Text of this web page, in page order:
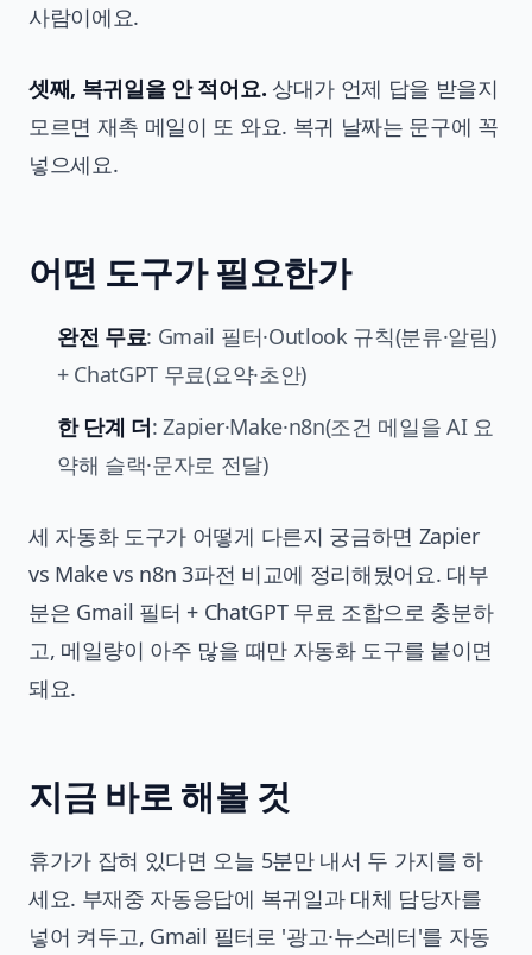
사람이에요.
셋째, 복귀일을 안 적어요. 상대가 언제 답을 받을지
모르면 재촉 메일이 또 와요. 복귀 날짜는 문구에 꼭
넣으세요.
어떤 도구가 필요한가
완전 무료: Gmail 필터·Outlook 규칙(분류·알림)
+ ChatGPT 무료(요약·초안)
한 단계 더: Zapier·Make·n8n(조건 메일을 AI 요
약해 슬랙·문자로 전달)
세 자동화 도구가 어떻게 다른지 궁금하면 Zapier
vs Make vs n8n 3파전 비교에 정리해뒀어요. 대부
분은 Gmail 필터 + ChatGPT 무료 조합으로 충분하
고, 메일량이 아주 많을 때만 자동화 도구를 붙이면
돼요.
지금 바로 해볼 것
휴가가 잡혀 있다면 오늘 5분만 내서 두 가지를 하
세요. 부재중 자동응답에 복귀일과 대체 담당자를
넣어 켜두고, Gmail 필터로 '광고·뉴스레터'를 자동